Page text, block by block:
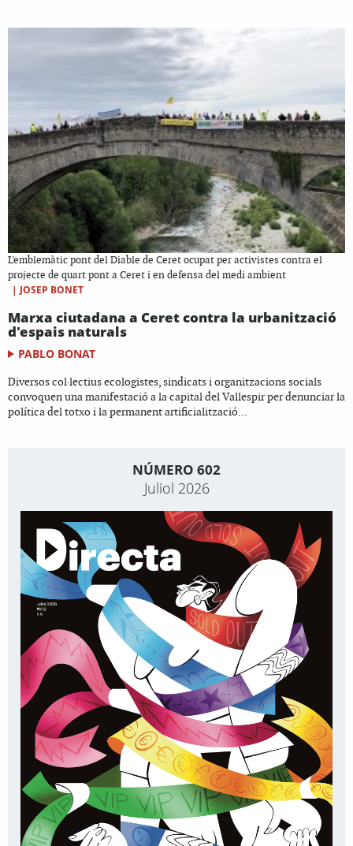
L'emblemàtic pont del Diable de Ceret ocupat per activistes contra el
projecte de quart pont a Ceret i en defensa del medi ambient
| JOSEP BONET
Marxa ciutadana a Ceret contra la urbanització
d'espais naturals
PABLO BONAT
Diversos col·lectius ecologistes, sindicats i organitzacions socials
convoquen una manifestació a la capital del Vallespir per denunciar la
política del totxo i la permanent artificialització...
NÚMERO 602
Juliol 2026